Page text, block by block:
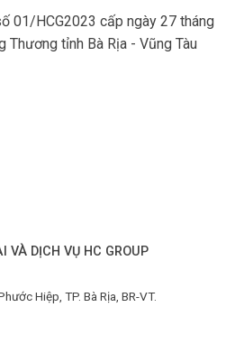
01/HCG2023 cấp ngày 27 tháng
Thương tỉnh Bà Rịa - Vũng Tàu
VÀ DỊCH VỤ HC GROUP
Hiệp, TP. Bà Rịa, BR-VT.